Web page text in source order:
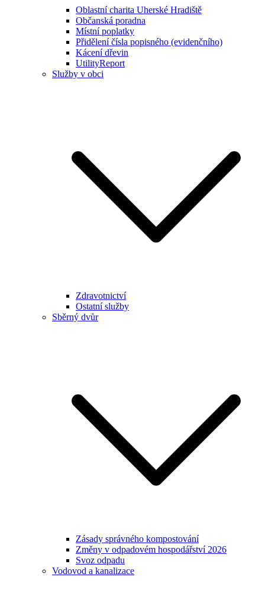
Oblastní charita Uherské Hradiště
Občanská poradna
Místní poplatky
Přidělení čísla popisného (evidenčního)
Kácení dřevin
UtilityReport
Služby v obci
Zdravotnictví
Ostatní služby
Sběrný dvůr
Zásady správného kompostování
Změny v odpadovém hospodářství 2026
Svoz odpadu
Vodovod a kanalizace